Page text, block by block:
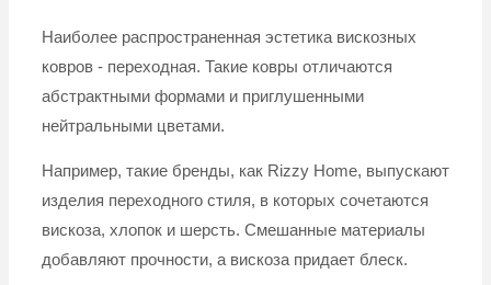
Наиболее распространенная эстетика вискозных
ковров - переходная. Такие ковры отличаются
абстрактными формами и приглушенными
нейтральными цветами.
Например, такие бренды, как Rizzy Home, выпускают
изделия переходного стиля, в которых сочетаются
вискоза, хлопок и шерсть. Смешанные материалы
добавляют прочности, а вискоза придает блеск.